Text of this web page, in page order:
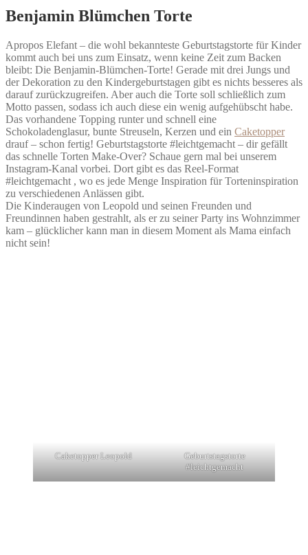
Benjamin Blümchen Torte
Apropos Elefant – die wohl bekannteste Geburtstagstorte für Kinder
kommt auch bei uns zum Einsatz, wenn keine Zeit zum Backen
bleibt: Die Benjamin-Blümchen-Torte! Gerade mit drei Jungs und
der Dekoration zu den Kindergeburtstagen gibt es nichts besseres als
darauf zurückzugreifen. Aber auch die Torte soll schließlich zum
Motto passen, sodass ich auch diese ein wenig aufgehübscht habe.
Das vorhandene Topping runter und schnell eine
Schokoladenglasur, bunte Streuseln, Kerzen und ein Caketopper
drauf – schon fertig! Geburtstagstorte #leichtgemacht – dir gefällt
das schnelle Torten Make-Over? Schaue gern mal bei unserem
Instagram-Kanal vorbei. Dort gibt es das Reel-Format
#leichtgemacht , wo es jede Menge Inspiration für Torteninspiration
zu verschiedenen Anlässen gibt.
Die Kinderaugen von Leopold und seinen Freunden und
Freundinnen haben gestrahlt, als er zu seiner Party ins Wohnzimmer
kam – glücklicher kann man in diesem Moment als Mama einfach
nicht sein!
Caketopper Leopold
Geburtstagstorte
#leichtgemacht